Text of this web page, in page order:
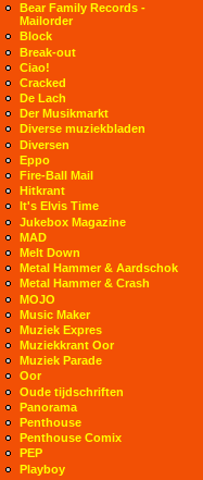
Bear Family Records -
Mailorder
Block
Break-out
Ciao!
Cracked
De Lach
Der Musikmarkt
Diverse muziekbladen
Diversen
Eppo
Fire-Ball Mail
Hitkrant
It's Elvis Time
Jukebox Magazine
MAD
Melt Down
Metal Hammer & Aardschok
Metal Hammer & Crash
MOJO
Music Maker
Muziek Expres
Muziekkrant Oor
Muziek Parade
Oor
Oude tijdschriften
Panorama
Penthouse
Penthouse Comix
PEP
Playboy